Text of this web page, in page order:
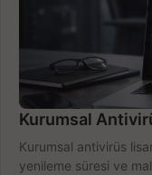
Kurumsal
Kurumsal antivirüs
yenileme süresi ve